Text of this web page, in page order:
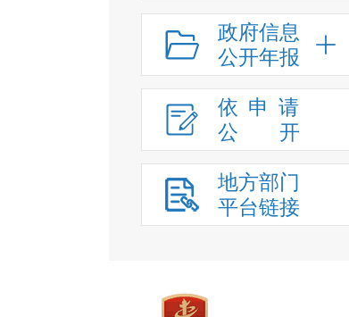
政府信息
公开年报
依申请
公
开
地方部门
平台链接